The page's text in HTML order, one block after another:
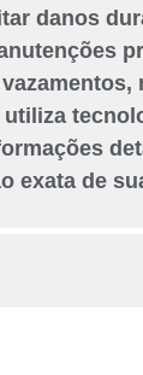
danos
exata de